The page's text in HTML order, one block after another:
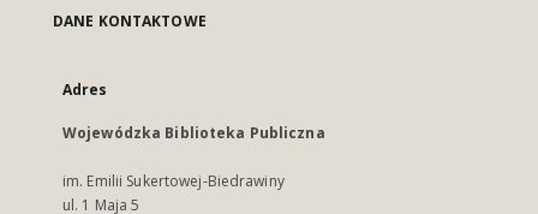
DANE KONTAKTOWE
Adres
Wojewódzka Biblioteka Publiczna
im. Emilii Sukertowej-Biedrawiny
ul. 1 Maja 5